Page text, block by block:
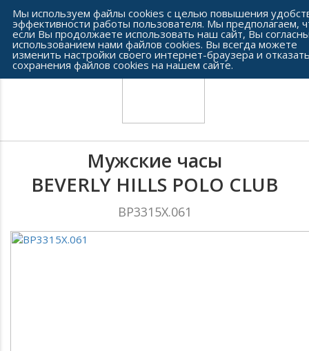
Сеть часовых салонов г. Челябинска
Мужские часы
BEVERLY HILLS POLO CLUB
BP3315X.061
Мы используем файлы cookies с целью повышения
эффективности работы пользователя. Мы предполагаем,
если Вы продолжаете использовать наш сайт, Вы
использованием нами файлов cookies. Вы всегда можете
изменить настройки своего интернет-браузера и
сохранения файлов cookies на нашем сайте.